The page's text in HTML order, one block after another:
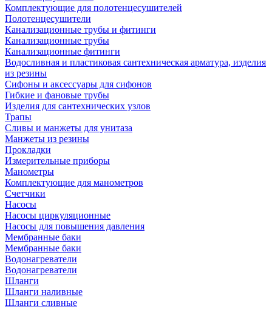
Комплектующие для полотенцесушителей
Полотенцесушители
Канализационные трубы и фитинги
Канализационные трубы
Канализационные фитинги
Водосливная и пластиковая сантехническая арматура, изделия
из резины
Сифоны и аксессуары для сифонов
Гибкие и фановые трубы
Изделия для сантехнических узлов
Трапы
Сливы и манжеты для унитаза
Манжеты из резины
Прокладки
Измерительные приборы
Манометры
Комплектующие для манометров
Счетчики
Насосы
Насосы циркуляционные
Насосы для повышения давления
Мембранные баки
Мембранные баки
Водонагреватели
Водонагреватели
Шланги
Шланги наливные
Шланги сливные